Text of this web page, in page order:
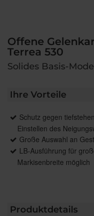
Offene
Terrea 530
Solides Basis-
Ihre Vorteile
Schutz gegen
Einstellen des
Große Auswahl an
LB-Ausführung für
Markisenbreite möglich
Produktdetails